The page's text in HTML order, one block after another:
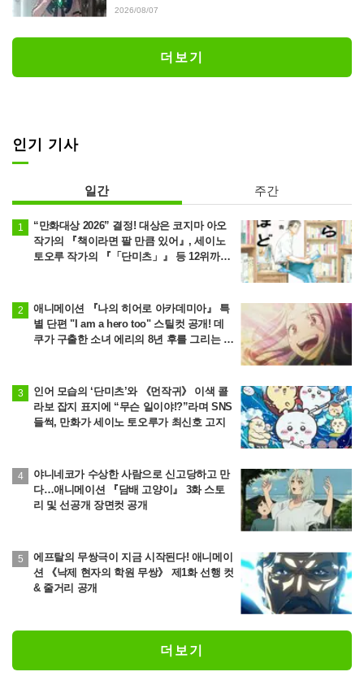
거리·선공개 컷 공개
2026/08/07
더보기
인기 기사
일간 주간
“만화대상 2026” 결정! 대상은 코지마 아오
작가의 『책이라면 팔 만큼 있어』, 세이노
토오루 작가의 『「단미츠」』 등 12위까지
애니메이션 『나의 히어로 아카데미아』 특
별 단편 "I am a hero too" 스틸컷 공개! 데
쿠가 구출한 소녀 에리의 8년 후를 그리는 이
인어 모습의 ‘단미츠’와 《먼작귀》 이색 콜
라보 잡지 표지에 “무슨 일이야!?”라며 SNS
들썩, 만화가 세이노 토오루가 최신호 고지
야니네코가 수상한 사람으로 신고당하고 만
다…애니메이션 『담배 고양이』 3화 스토
리 및 선공개 장면컷 공개
에프탈의 무쌍극이 지금 시작된다! 애니메이
션 《낙제 현자의 학원 무쌍》 제1화 선행 컷
& 줄거리 공개
더보기